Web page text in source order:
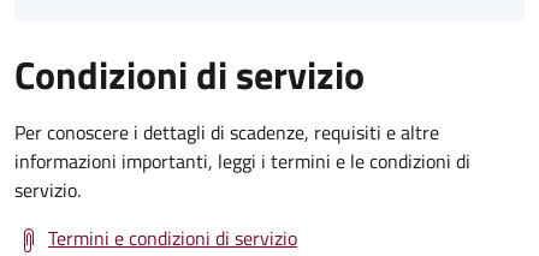
Condizioni di servizio
Per conoscere i dettagli di scadenze, requisiti e altre
informazioni importanti, leggi i termini e le condizioni di
servizio.
Termini e condizioni di servizio